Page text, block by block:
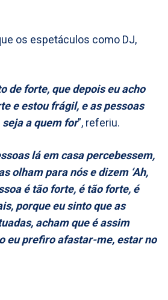
os espetáculos como DJ,
de forte, que depois eu acho
e estou frágil, e as pessoas
a quem for”, referiu.
lá em casa percebessem,
olham para nós e dizem ‘Ah,
é tão forte, é tão forte, é
porque eu sinto que as
acham que é assim
eu prefiro afastar-me, estar no